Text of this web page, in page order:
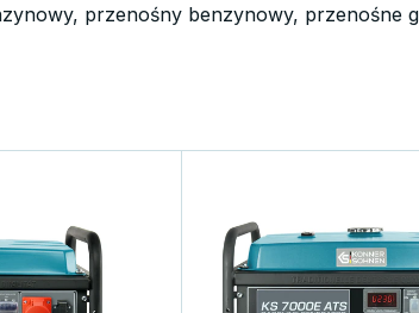
przenośny benzynowy, przenośne